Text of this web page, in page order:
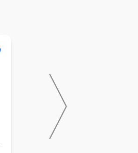
★
Pharmacie proche Tram,
d'analyses, médecins et autres
commerces.
Petites, bien agencé.
Personnels accueillants et à